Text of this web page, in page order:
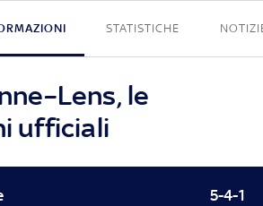
STATISTICHE
le
ufficiali
5-4-1